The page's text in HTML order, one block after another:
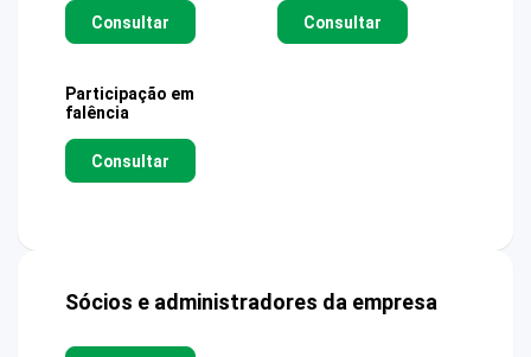
Consultar Consultar
Participação em
falência
Consultar
Sócios e administradores da empresa